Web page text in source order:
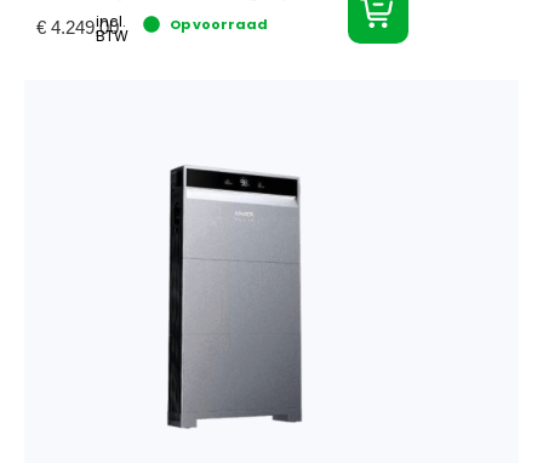
€ 4.249,00
incl.
BTW
Op voorraad